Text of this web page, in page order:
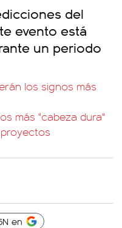
del
evento está
un periodo
los signos más
más "cabeza dura"
en